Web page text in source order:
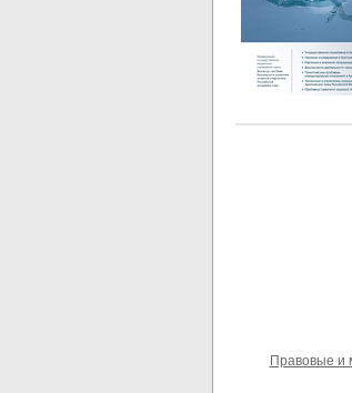
Правовые и